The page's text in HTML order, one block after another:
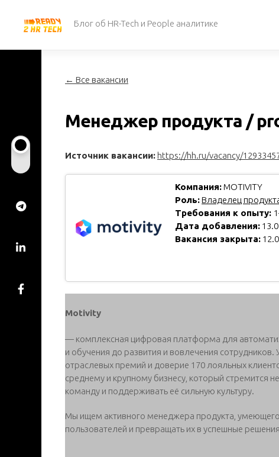
содержанию
Блог об HR-Tech и People аналитике
← Все вакансии
Менеджер продукта /
Источник вакансии: https://hh.ru/vacancy/
Компания:MOTIVITY
Роль:Владелец
Требования к опыту:
Дата добавления:
Вакансия закрыта:
Motivity
— комплексная цифровая платформа для
и обучения до развития и вовлечения
отраслевых премий и доверие 170 лояльных
среднему и крупному бизнесу, который стремится
команду и поддерживать её сильную культуру.
Мы ищем активного менеджера продукта,
пользователей и превращать их в успешные